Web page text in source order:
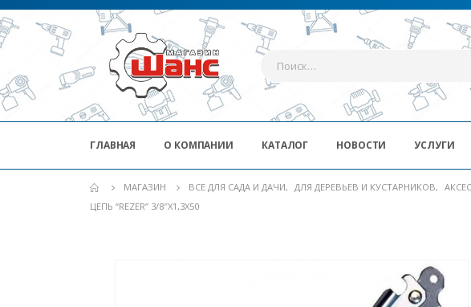
ГЛАВНАЯ О КОМПАНИИ КАТАЛОГ НОВОСТИ УСЛУГИ
МАГАЗИН ВСЕ ДЛЯ САДА И ДАЧИ, ДЛЯ ДЕРЕВЬЕВ И КУСТАРНИКОВ,
ЦЕПЬ “REZER” 3/8″Х1,3Х50